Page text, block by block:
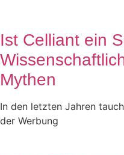
Ist Celliant ein
Mythen
In den letzten Jahren
der Werbung